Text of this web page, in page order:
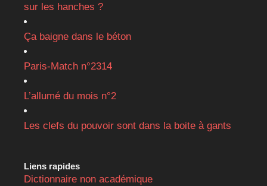
sur les hanches ?
Ça baigne dans le béton
Paris-Match n°2314
L’allumé du mois n°2
Les clefs du pouvoir sont dans la boite à gants
Liens rapides
Dictionnaire non académique